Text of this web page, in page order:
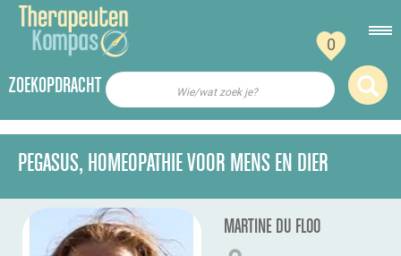
0
ZOEKOPDRACHT Wie/wat zoek je?
PEGASUS, HOMEOPATHIE VOOR MENS EN DIER
MARTINE DU FLOO